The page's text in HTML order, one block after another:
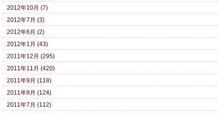
2012年10月 (7)
2012年7月 (3)
2012年6月 (2)
2012年1月 (43)
2011年12月 (295)
2011年11月 (420)
2011年9月 (118)
2011年8月 (124)
2011年7月 (112)